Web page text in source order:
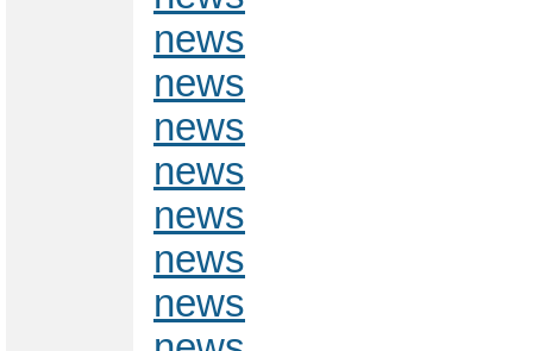
news
news
news
news
news
news
news